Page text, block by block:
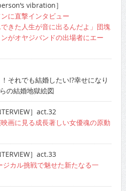
vibration］
に直撃インタビュー
きた人生が音に出るんだよ」団塊
がオヤジバンドの出場者にエー
それでも結婚したい!?幸せになり
の結婚地獄絵図
］act.32
画に見る成長著しい女優魂の原動
］act.33
カル挑戦で魅せた新たなる一